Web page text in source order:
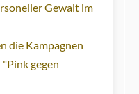
Gewalt im
die Kampagnen
gegen